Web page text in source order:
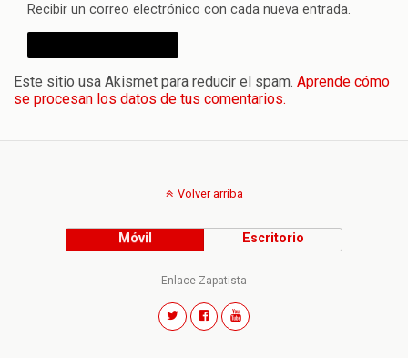
Recibir un correo electrónico con cada nueva entrada.
Este sitio usa Akismet para reducir el spam. Aprende cómo
se procesan los datos de tus comentarios.
Volver arriba
Móvil Escritorio
Enlace Zapatista